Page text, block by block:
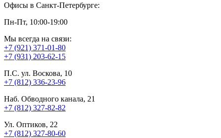
Офисы в Санкт-Петербурге:
Пн-Пт, 10:00-19:00
Мы всегда на связи:
+7 (921) 371-01-80
+7 (931) 203-62-15
П.С. ул. Воскова, 10
+7 (812) 336-23-96
Наб. Обводного канала, 21
+7 (812) 327-82-82
Ул. Оптиков, 22
+7 (812) 327-80-60